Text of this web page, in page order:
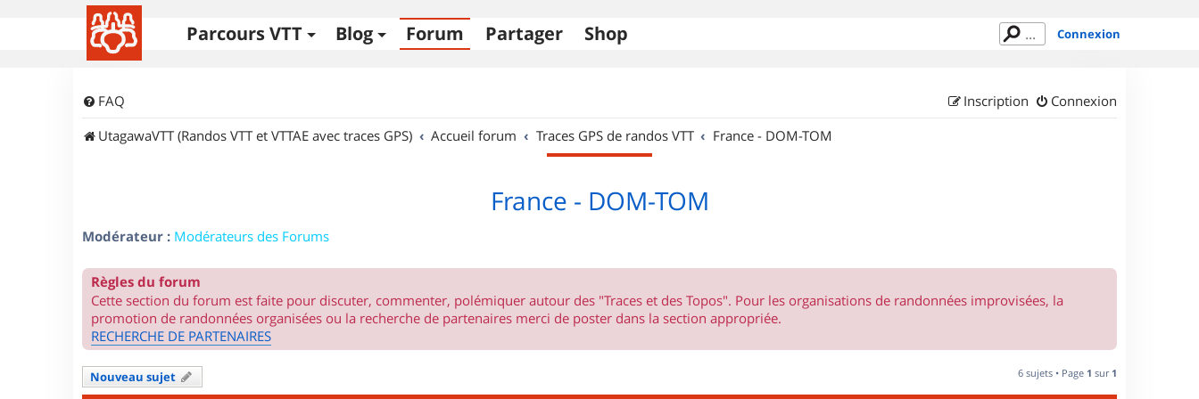
Parcours VTT Blog Forum Partager Shop Connexion
FAQ Connexion
Inscription
UtagawaVTT (Randos VTT et VTTAE avec traces GPS)
Accueil forum Traces GPS de randos VTT France - DOM-TOM
France - DOM-TOM
Modérateur : Modérateurs des Forums
Règles du forum
Cette section du forum est faite pour discuter, commenter, polémiquer autour des "Traces et des Topos". Pour les organisations de randonnées improvisées, la
promotion de randonnées organisées ou la recherche de partenaires merci de poster dans la section appropriée.
RECHERCHE DE PARTENAIRES
Nouveau sujet 6 sujets • Page 1 sur 1